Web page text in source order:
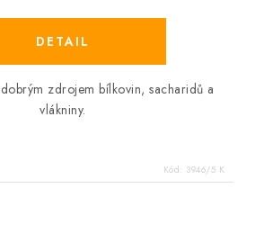
zdrojem bílkovin, sacharidů a
vlákniny.
Kód: 3946/5 K